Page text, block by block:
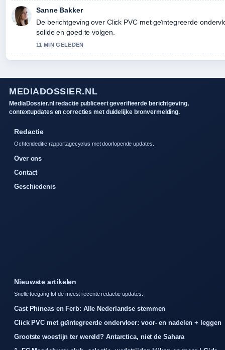
Sanne Bakker
De berichtgeving over Click PVC met geïntegreerde
solide en goed te volgen.
11 MIN GELEDEN
MEDIADOSSIER.NL
MediaDossier.nl redactie publiceert geverifieerde berichtgeving,
contextupdates en correcties met duidelijke bronvermelding.
Redactie
Ochtendeditie rapportagecyclus met doorlopende updates.
Over ons
Contact
Geschiedenis
Nieuwste artikelen
Snelle toegang tot de meest recente redactie-updates.
Cast Phineas en Ferb: Alle Nederlandse stemmen
Click PVC met geïntegreerde ondervloer: voor- en nadelen + leggen
Grootste woestijn ter wereld? Antarctica, niet de Sahara